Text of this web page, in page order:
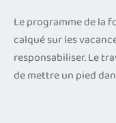
Le programme de la
calqué sur les
responsabiliser. Le
de mettre un pied